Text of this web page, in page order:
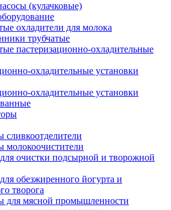
(кулачковые)
охладители для молока
трубчатые
пастеризационно-охладительные
охладительные установки
охладительные установки
сливкоотделители
молокоочистители
очистки подсырной и творожной
обезжиренного йогурта и
творога
для мясной промышленности